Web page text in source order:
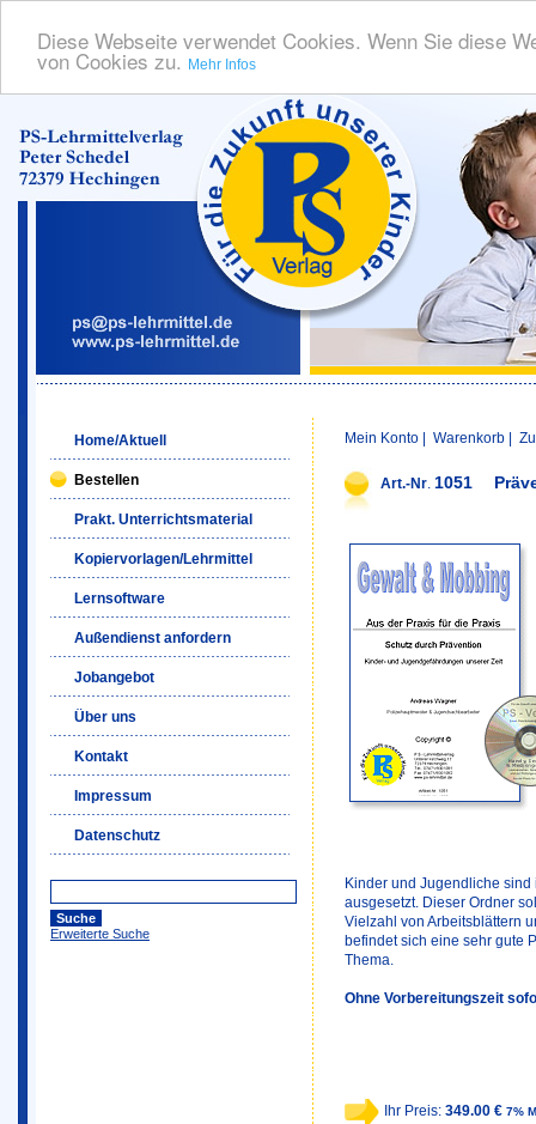
Diese Webseite verwendet Cookies. Wenn Sie diese
von Cookies zu. Mehr Infos
Home/Aktuell
Bestellen
Prakt. Unterrichtsmaterial
Kopiervorlagen/Lehrmittel
Lernsoftware
Außendienst anfordern
Jobangebot
Über uns
Kontakt
Impressum
Datenschutz
Erweiterte Suche
Mein Konto Warenkorb
Art.-Nr. 1051
Kinder und Jugendliche
ausgesetzt. Dieser Ordner
Vielzahl von Arbeitsblättern
befindet sich eine sehr gute
Thema.
Ohne Vorbereitungszeit
Ihr Preis: 349.00 € 7%